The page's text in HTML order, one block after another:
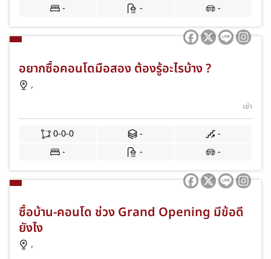
-
- -
อยากซื้อคอนโดมือสอง ต้องรู้อะไรบ้าง ?
,
เช่า
0-0-0 -
-
-
- -
ซื้อบ้าน-คอนโด ช่วง Grand Opening มีข้อดี
ยังไง
,